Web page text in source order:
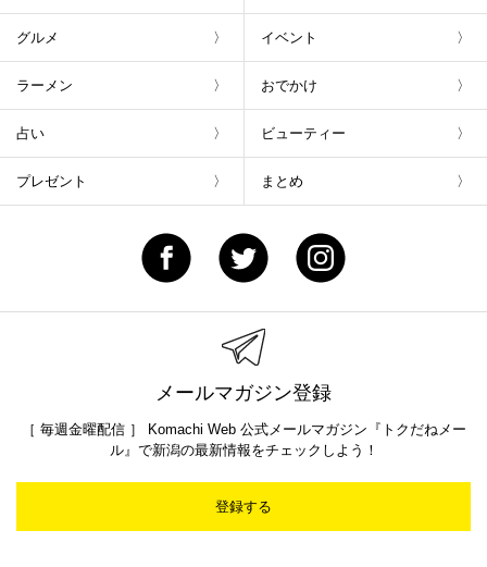
グルメ イベント
ラーメン おでかけ
占い ビューティー
プレゼント まとめ
メールマガジン登録
［ 毎週金曜配信 ］ Komachi Web 公式メールマガジン『トクだねメー
ル』で新潟の最新情報をチェックしよう！
登録する